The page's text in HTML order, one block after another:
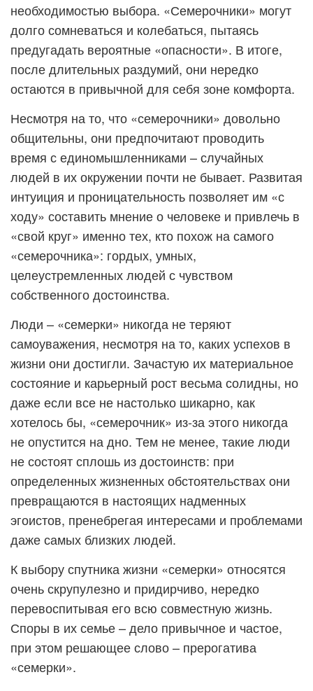
необходимостью выбора. «Семерочники» могут
долго сомневаться и колебаться, пытаясь
предугадать вероятные «опасности». В итоге,
после длительных раздумий, они нередко
остаются в привычной для себя зоне комфорта.
Несмотря на то, что «семерочники» довольно
общительны, они предпочитают проводить
время с единомышленниками – случайных
людей в их окружении почти не бывает. Развитая
интуиция и проницательность позволяет им «с
ходу» составить мнение о человеке и привлечь в
«свой круг» именно тех, кто похож на самого
«семерочника»: гордых, умных,
целеустремленных людей с чувством
собственного достоинства.
Люди – «семерки» никогда не теряют
самоуважения, несмотря на то, каких успехов в
жизни они достигли. Зачастую их материальное
состояние и карьерный рост весьма солидны, но
даже если все не настолько шикарно, как
хотелось бы, «семерочник» из-за этого никогда
не опустится на дно. Тем не менее, такие люди
не состоят сплошь из достоинств: при
определенных жизненных обстоятельствах они
превращаются в настоящих надменных
эгоистов, пренебрегая интересами и проблемами
даже самых близких людей.
К выбору спутника жизни «семерки» относятся
очень скрупулезно и придирчиво, нередко
перевоспитывая его всю совместную жизнь.
Споры в их семье – дело привычное и частое,
при этом решающее слово – прерогатива
«семерки».